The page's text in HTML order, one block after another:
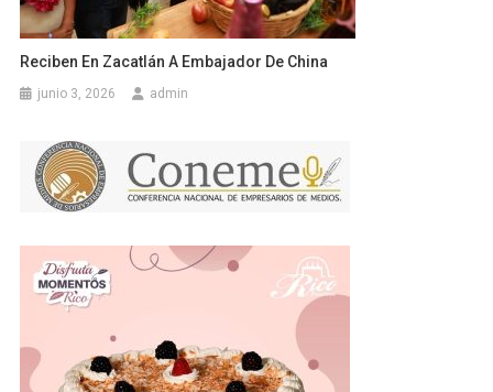
Reciben En Zacatlán A Embajador De China
junio 3, 2026 admin